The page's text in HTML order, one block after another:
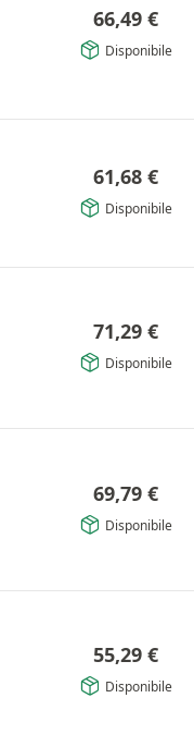
66,49 €
Disponibile
61,68 €
Disponibile
71,29 €
Disponibile
69,79 €
Disponibile
55,29 €
Disponibile